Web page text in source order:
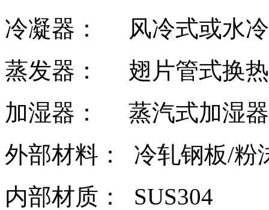
冷凝器：
风冷式或水
蒸发器：
翅片管式换
加湿器：
蒸汽式加湿器
外部材料：
冷轧钢板/粉
内部材质：
SUS304